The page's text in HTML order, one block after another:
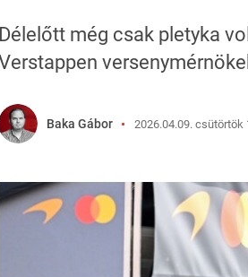
Délelőtt még csak pletyka
Baka Gábor 2026.04.09. csütörtök